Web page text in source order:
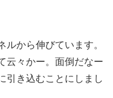
から伸びています。
云々かー。面倒だなー
引き込むことにしまし